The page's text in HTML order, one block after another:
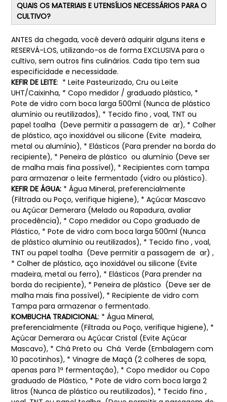
QUAIS OS MATERIAIS E UTENSÍLIOS NECESSÁRIOS PARA O
CULTIVO?
ANTES da chegada, você deverá adquirir alguns itens e
RESERVÁ-LOS, utilizando-os de forma EXCLUSIVA para o
cultivo, sem outros fins culinários. Cada tipo tem sua
especificidade e necessidade.
KEFIR DE LEITE: * Leite Pasteurizado, Cru ou Leite
UHT/Caixinha, * Copo medidor / graduado plástico, *
Pote de vidro com boca larga 500ml (Nunca de plástico
alumínio ou reutilizados), * Tecido fino , voal, TNT ou
papel toalha (Deve permitir a passagem de ar), * Colher
de plástico, aço inoxidável ou silicone (Evite madeira,
metal ou alumínio), * Elásticos (Para prender na borda do
recipiente), * Peneira de plástico ou alumínio (Deve ser
de malha mais fina possível), * Recipientes com tampa
para armazenar o leite fermentado (vidro ou plástico).
KEFIR DE ÁGUA: * Água Mineral, preferencialmente
(Filtrada ou Poço, verifique higiene), * Açúcar Mascavo
ou Açúcar Demerara (Melado ou Rapadura, avaliar
procedência), * Copo medidor ou Copo graduado de
Plástico, * Pote de vidro com boca larga 500ml (Nunca
de plástico alumínio ou reutilizados), * Tecido fino , voal,
TNT ou papel toalha (Deve permitir a passagem de ar) ,
* Colher de plástico, aço inoxidável ou silicone (Evite
madeira, metal ou ferro), * Elásticos (Para prender na
borda do recipiente), * Peneira de plástico (Deve ser de
malha mais fina possível), * Recipiente de vidro com
Tampa para armazenar o fermentado.
KOMBUCHA TRADICIONAL: * Água Mineral,
preferencialmente (Filtrada ou Poço, verifique higiene), *
Açúcar Demerara ou Açúcar Cristal (Evite Açúcar
Mascavo), * Chá Preto ou Chá Verde (Embalagem com
10 pacotinhos), * Vinagre de Maçã (2 colheres de sopa,
apenas para 1ª fermentação), * Copo medidor ou Copo
graduado de Plástico, * Pote de vidro com boca larga 2
litros (Nunca de plástico ou reutilizados), * Tecido fino ,